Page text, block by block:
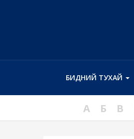
БИДНИЙ ТУХАЙ
А Б В